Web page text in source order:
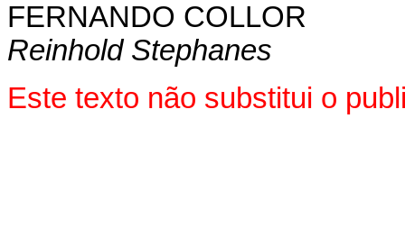
FERNANDO COLLOR
Reinhold Stephanes
Este texto não substitui o